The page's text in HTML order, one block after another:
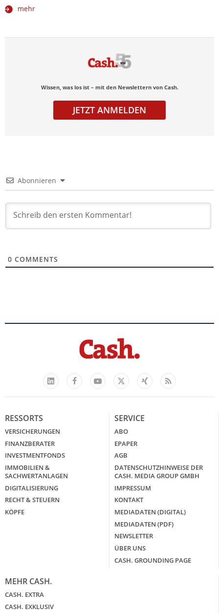
mehr
Wissen, was los ist – mit den Newslettern von Cash.
JETZT ANMELDEN
Abonnieren
0 COMMENTS
LinkedIn
FacebookYouTube
X
Xing Feed
RESSORTS
VERSICHERUNGEN
FINANZBERATER
INVESTMENTFONDS
IMMOBILIEN &
SACHWERTANLAGEN
DIGITALISIERUNG
RECHT & STEUERN
KÖPFE
SERVICE
ABO
EPAPER
AGB
DATENSCHUTZHINWEISE DER
CASH. MEDIA GROUP GMBH
IMPRESSUM
KONTAKT
MEDIADATEN (DIGITAL)
MEDIADATEN (PDF)
NEWSLETTER
ÜBER UNS
CASH. GROUNDING PAGE
MEHR CASH.
CASH. EXTRA
CASH. EXKLUSIV